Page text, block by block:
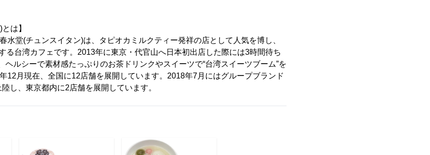
は】
水堂(チュンスイタン)は、タピオカミルクティー発祥の店として人気を博し、
る台湾カフェです。2013年に東京・代官山へ日本初出店した際には3時間待ち
ヘルシーで素材感たっぷりのお茶ドリンクやスイーツで“台湾スイーツブーム”を
12月現在、全国に12店舗を展開しています。2018年7月にはグループブランド
し、東京都内に2店舗を展開しています。